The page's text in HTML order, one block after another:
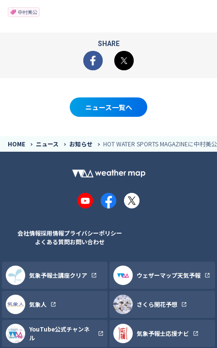
中村美公
SHARE
Facebook
X
ニュース一覧へ
HOME ニュース お知らせ HOT WATER SPORTS MAGAZINEに中村
YouTubeFacebook
X
会社情報採用情報プライバシーポリシー
よくある質問お問い合わせ
気象予報士講座クリア ウェザーマップ天気予報
気象人 さくら開花予想
YouTube公式チャンネ
ル
気象予報士応援ナビ